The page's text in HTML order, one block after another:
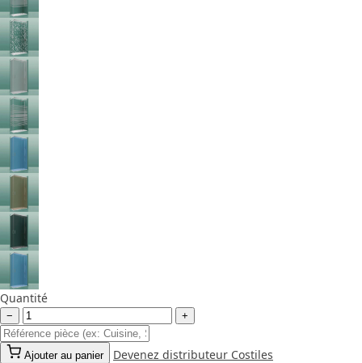
Quantité
− +
Ajouter au panier
Devenez distributeur Costiles